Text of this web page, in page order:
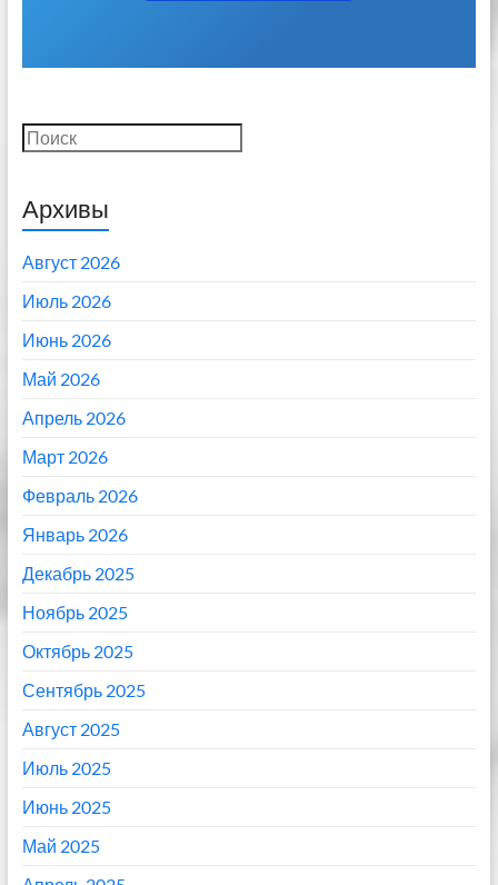
Поиск
Архивы
Август 2026
Июль 2026
Июнь 2026
Май 2026
Апрель 2026
Март 2026
Февраль 2026
Январь 2026
Декабрь 2025
Ноябрь 2025
Октябрь 2025
Сентябрь 2025
Август 2025
Июль 2025
Июнь 2025
Май 2025